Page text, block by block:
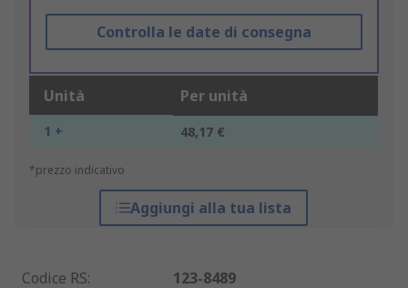
Controlla le date di consegna
Unità Per unità
1 + 48,17 €
*prezzo indicativo
Aggiungi alla tua lista
Codice RS:
123-8489